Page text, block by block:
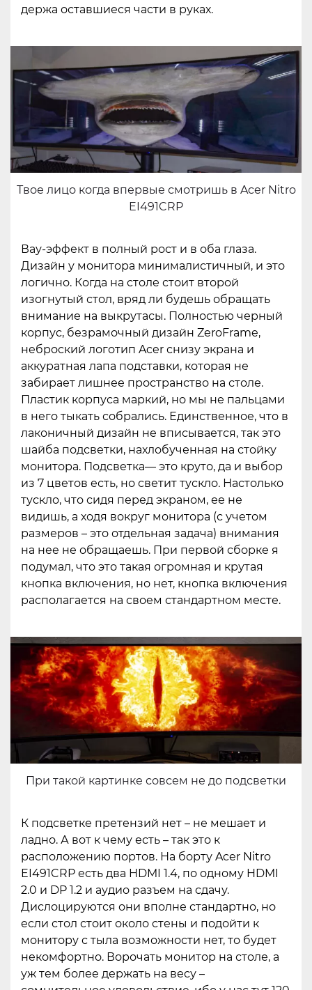
держа оставшиеся части в руках.
Твое лицо когда впервые смотришь в Acer Nitro
EI491CRP
Вау-эффект в полный рост и в оба глаза.
Дизайн у монитора минималистичный, и это
логично. Когда на столе стоит второй
изогнутый стол, вряд ли будешь обращать
внимание на выкрутасы. Полностью черный
корпус, безрамочный дизайн ZeroFrame,
неброский логотип Acer снизу экрана и
аккуратная лапа подставки, которая не
забирает лишнее пространство на столе.
Пластик корпуса маркий, но мы не пальцами
в него тыкать собрались. Единственное, что в
лаконичный дизайн не вписывается, так это
шайба подсветки, нахлобученная на стойку
монитора. Подсветка— это круто, да и выбор
из 7 цветов есть, но светит тускло. Настолько
тускло, что сидя перед экраном, ее не
видишь, а ходя вокруг монитора (с учетом
размеров – это отдельная задача) внимания
на нее не обращаешь. При первой сборке я
подумал, что это такая огромная и крутая
кнопка включения, но нет, кнопка включения
располагается на своем стандартном месте.
При такой картинке совсем не до подсветки
К подсветке претензий нет – не мешает и
ладно. А вот к чему есть – так это к
расположению портов. На борту Acer Nitro
EI491CRP есть два HDMI 1.4, по одному HDMI
2.0 и DP 1.2 и аудио разъем на сдачу.
Дислоцируются они вполне стандартно, но
если стол стоит около стены и подойти к
монитору с тыла возможности нет, то будет
некомфортно. Ворочать монитор на столе, а
уж тем более держать на весу –